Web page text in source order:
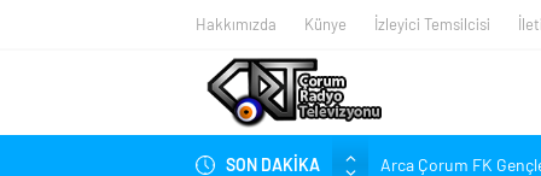
Hakkımızda Künye İzleyici Temsilcisi
SON DAKİKA
Arca Çorum FK